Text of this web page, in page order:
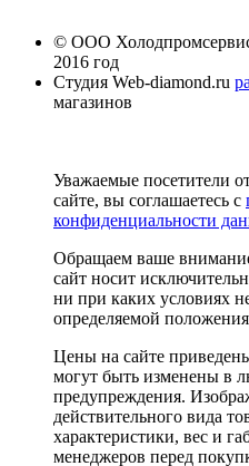
© ООО
2016 год
Студия Web-diamond.ru
магазинов
Уважаемые посетители
сайте, вы соглашаетесь с
конфиденциальности
Обращаем ваше
сайт носит
ни при каких условиях
определяемой
Цены на сайте
могут быть изменены в
предупреждения.
действительного вида
характеристики, вес и
менеджеров перед